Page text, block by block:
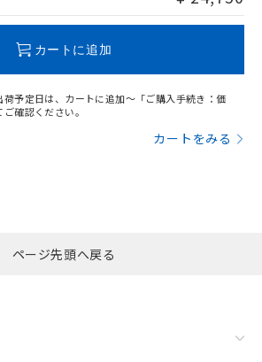
カートに追加
予定日は、カートに追加～「ご購入手続き：価
確認ください。
カートをみる
ページ先頭へ戻る